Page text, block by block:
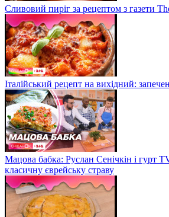
Сливовий пиріг за рецептом з газети
Італійський рецепт на вихідний:
Мацова бабка: Руслан Сенічкін і гурт
класичну єврейську страву